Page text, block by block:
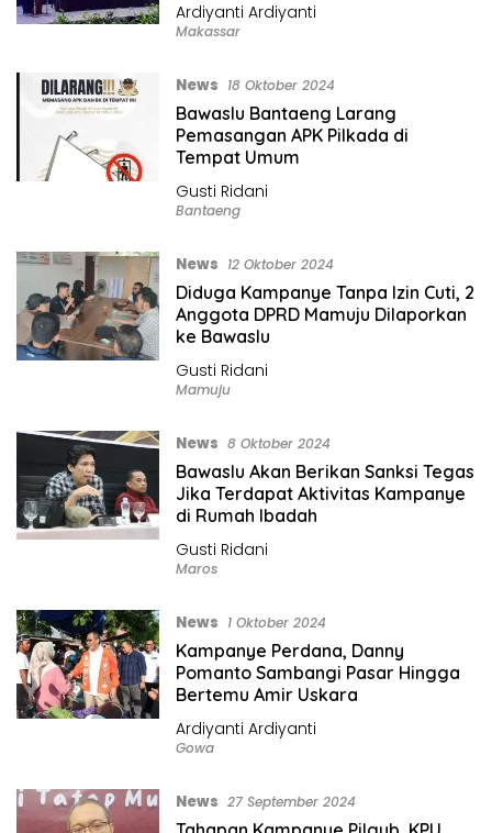
Ardiyanti Ardiyanti
Makassar
News 18 Oktober 2024
Bawaslu Bantaeng Larang
Pemasangan APK Pilkada di
Tempat Umum
Gusti Ridani
Bantaeng
News 12 Oktober 2024
Diduga Kampanye Tanpa Izin Cuti, 2
Anggota DPRD Mamuju Dilaporkan
ke Bawaslu
Gusti Ridani
Mamuju
News 8 Oktober 2024
Bawaslu Akan Berikan Sanksi Tegas
Jika Terdapat Aktivitas Kampanye
di Rumah Ibadah
Gusti Ridani
Maros
News 1 Oktober 2024
Kampanye Perdana, Danny
Pomanto Sambangi Pasar Hingga
Bertemu Amir Uskara
Ardiyanti Ardiyanti
Gowa
News 27 September 2024